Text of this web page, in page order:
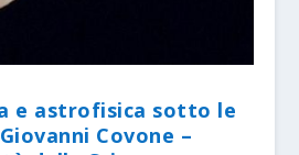
e astrofisica sotto le
Covone –